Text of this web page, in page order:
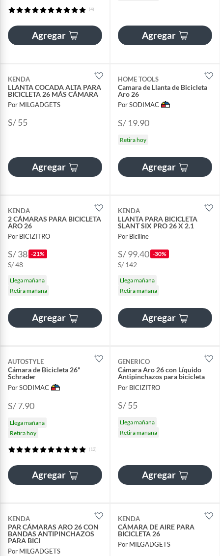
(4)
Agregar Agregar
KENDA
LLANTA COCADA ALTA PARA
BICICLETA 26 MÁS CÁMARA
Por MILGADGETS
S/ 55
Agregar
HOME TOOLS
Camara de Llanta de Bicicleta
Aro 26
Por SODIMAC
S/ 19.90
Retira hoy
Agregar
KENDA
2 CÁMARAS PARA BICICLETA
ARO 26
Por BICIZITRO
S/ 38 -21%
S/ 48
Llega mañana
Retira mañana
Agregar
KENDA
LLANTA PARA BICICLETA
SLANT SIX PRO 26 X 2.1
Por Biciline
S/ 99.40 -30%
S/ 142
Llega mañana
Retira mañana
Agregar
AUTOSTYLE
Cámara de Bicicleta 26"
Schrader
Por SODIMAC
S/ 7.90
Llega mañana
Retira hoy
(12)
Agregar
GENERICO
Cámara Aro 26 con Líquido
Antipinchazos para bicicleta
Por BICIZITRO
S/ 55
Llega mañana
Retira mañana
Agregar
KENDA
PAR CÁMARAS ARO 26 CON
BANDAS ANTIPINCHAZOS
PARA BICI
Por MILGADGETS
KENDA
CÁMARA DE AIRE PARA
BICICLETA 26
Por MILGADGETS